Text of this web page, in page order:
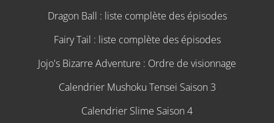
Dragon Ball : liste complète des épisodes
Fairy Tail : liste complète des épisodes
Jojo's Bizarre Adventure : Ordre de visionnage
Calendrier Mushoku Tensei Saison 3
Calendrier Slime Saison 4